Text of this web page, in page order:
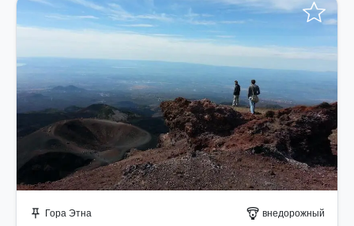
push_pin Гора Этна paragliding внедорожный